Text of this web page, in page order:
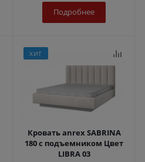
Подробнее
ХИТ
Кровать anrex SABRINA
180 с подъемником Цвет
LIBRA 03